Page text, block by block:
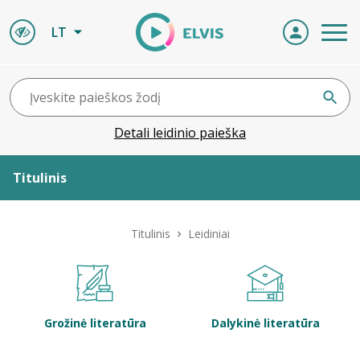
LT
Detali leidinio paieška
Titulinis
Titulinis Leidiniai
Grožinė literatūra Dalykinė literatūra